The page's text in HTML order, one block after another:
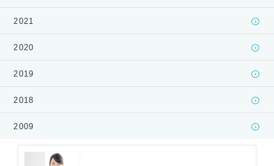
2021
2020
2019
2018
2009